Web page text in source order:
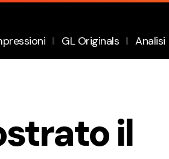
GL Originals Analisi
il